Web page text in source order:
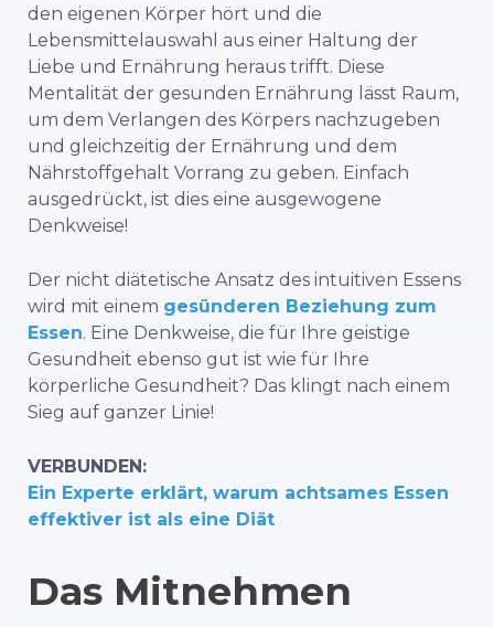
den eigenen Körper hört und die
Lebensmittelauswahl aus einer Haltung der
Liebe und Ernährung heraus trifft. Diese
Mentalität der gesunden Ernährung lässt Raum,
um dem Verlangen des Körpers nachzugeben
und gleichzeitig der Ernährung und dem
Nährstoffgehalt Vorrang zu geben. Einfach
ausgedrückt, ist dies eine ausgewogene
Denkweise!
Der nicht diätetische Ansatz des intuitiven Essens
wird mit einem gesünderen Beziehung zum
Essen. Eine Denkweise, die für Ihre geistige
Gesundheit ebenso gut ist wie für Ihre
körperliche Gesundheit? Das klingt nach einem
Sieg auf ganzer Linie!
VERBUNDEN:
Ein Experte erklärt, warum achtsames Essen
effektiver ist als eine Diät
Das Mitnehmen